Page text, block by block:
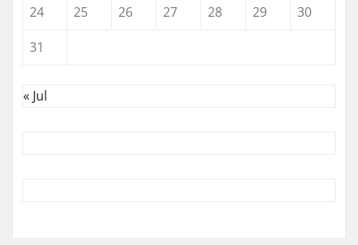
24 25 26 27 28 29
30
31
« Jul